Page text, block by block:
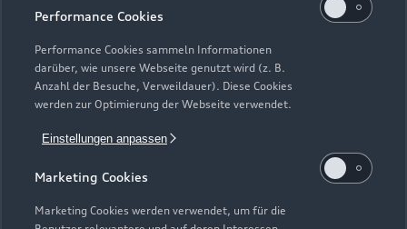
Performance Cookies
Performance Cookies sammeln Informationen
darüber, wie unsere Webseite genutzt wird (z. B.
Anzahl der Besuche, Verweildauer). Diese Cookies
werden zur Optimierung der Webseite verwendet.
Einstellungen anpassen
Marketing Cookies
Marketing Cookies werden verwendet, um für die
Elektromodelle
Plug-in-Hybride
Neuwagensuche
Gebrauchtwagensuche
Service & Zubehör
Saisonale Angebote
Audi Services
Garantie
Audi digital services
Support
Über Audi
Unternehmen